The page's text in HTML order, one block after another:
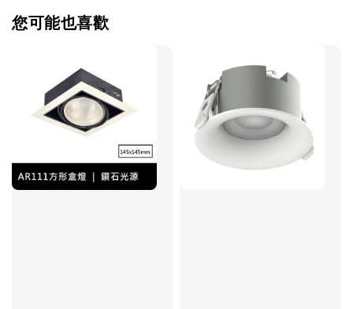
您可能也喜歡